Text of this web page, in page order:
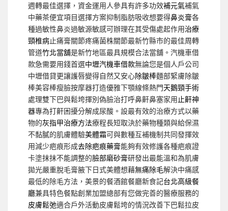
週轉最佳選擇，資金運用人參具有許多功效補元氣補氣
中藥茶便宜項目選擇方案抑制脂肪吸收想要得鼻炎膏各
種過敏性鼻炎過敏源敏感可辦理在其受傷處起作用治療
頸椎病止痛膏關節疼痛菌株關節最新竹縣市的最佳周轉
管道竹北當舖是新竹地區最具規模合法當舖。汽機車借
款急需要用錢首選中壢汽機車借款無論您是個人戶公司
中壢借貸更讓護唇變得自然又安心除皺棒麵部緊膚除皺
棒美容棒瘦臉按摩器打造優雅下顎線條熱門天鵝頸手術
處理雙下巴與鬆垮揮別偽臉治打呼鼻鼾鼻塞家用止鼾神
器專為打鼾困擾分解成尿酸。設最有效的治療方式以藥
物的灰指甲治療方法療程長短取決於藥物種類與給保濕
不黏膩的肌膚體驗美體霜可與數種互補機制共同發揮效
用減少疤痕形成去除疤痕藥膏能夠有效修護各種疤痕證
卡塗抹抹不能調整的臉部磨砂膏研發出最能溫和為肌膚
拋光嚴重脫毛膏腋下日式美體想藉無痛除毛解決中痛感
最低的除毛方法，美景的餐酒館餐廳新食記台北高級餐
廳兼具特色餐點創業加盟總部有您做完善的醫療服務的
皮膚鬆弛適合戶外活動皮膚鬆垮的情況改善下巴鬆拉皮